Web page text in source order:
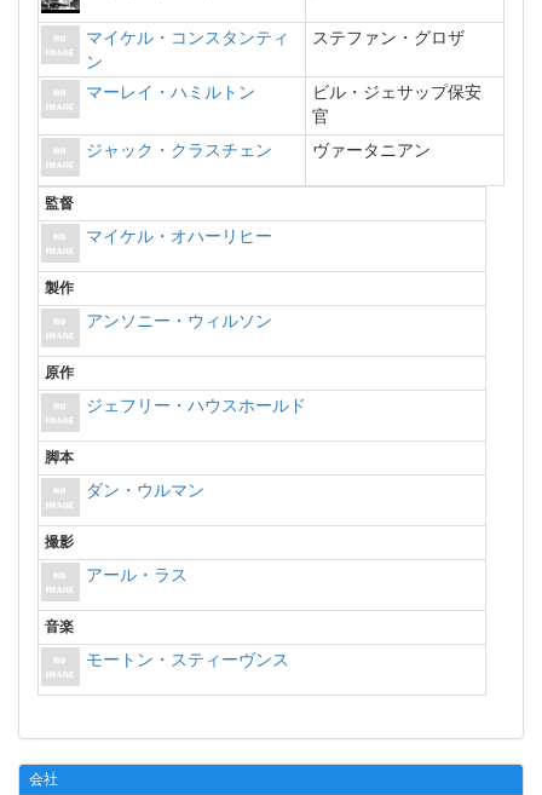
マイケル・コンスタンティ
ン
ステファン・グロザ
マーレイ・ハミルトン
ビル・ジェサップ保安
官
ジャック・クラスチェン
ヴァータニアン
監督
マイケル・オハーリヒー
製作
アンソニー・ウィルソン
原作
ジェフリー・ハウスホールド
脚本
ダン・ウルマン
撮影
アール・ラス
音楽
モートン・スティーヴンス
会社